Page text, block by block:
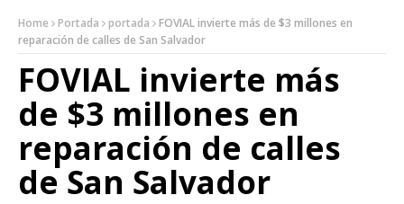
Home Portada portada
FOVIAL invierte más de $3 millones en
reparación de calles de San Salvador
FOVIAL invierte más
de $3 millones en
reparación de calles
de San Salvador